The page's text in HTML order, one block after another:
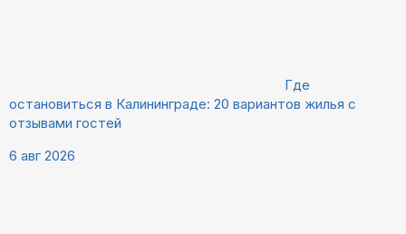
Где
остановиться в Калининграде: 20 вариантов жилья с
отзывами гостей
6 авг 2026